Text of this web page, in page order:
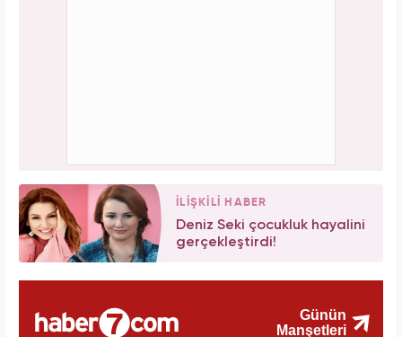
İLİŞKİLİ HABER
Deniz Seki çocukluk hayalini
gerçekleştirdi!